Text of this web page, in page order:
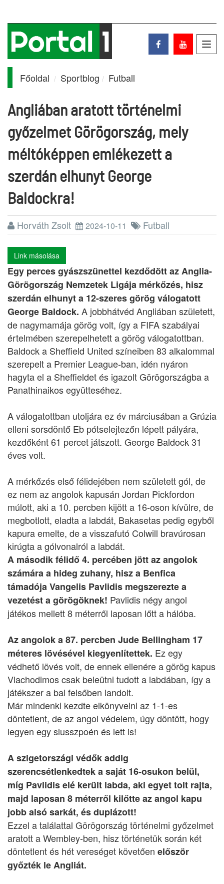
Főoldal Sportblog Futball
Angliában aratott történelmi
győzelmet Görögország, mely
méltóképpen emlékezett a
szerdán elhunyt George
Baldockra!
Horváth Zsolt 2024-10-11 Futball
Link másolása
Egy perces gyászszünettel kezdődött az Anglia-
Görögország Nemzetek Ligája mérkőzés, hisz
szerdán elhunyt a 12-szeres görög válogatott
George Baldock. A jobbhátvéd Angliában született,
de nagymamája görög volt, így a FIFA szabályai
értelmében szerepelhetett a görög válogatottban.
Baldock a Sheffield United színeiben 83 alkalommal
szerepelt a Premier League-ban, idén nyáron
hagyta el a Sheffieldet és igazolt Görögországba a
Panathinaikos együtteséhez.
A válogatottban utoljára ez év márciusában a Grúzia
elleni sorsdöntő Eb pótselejtezőn lépett pályára,
kezdőként 61 percet játszott. George Baldock 31
éves volt.
A mérkőzés első félidejében nem született gól, de
ez nem az angolok kapusán Jordan Pickfordon
múlott, aki a 10. percben kijött a 16-oson kívülre, de
megbotlott, eladta a labdát, Bakasetas pedig egyből
kapura emelte, de a visszafutó Colwill bravúrosan
kirúgta a gólvonalról a labdát.
A második félidő 4. percében jött az angolok
számára a hideg zuhany, hisz a Benfica
támadója Vangelis Pavlidis megszerezte a
vezetést a görögöknek! Pavlidis négy angol
játékos mellett 8 méterről laposan lőtt a hálóba.
Az angolok a 87. percben Jude Bellingham 17
méteres lövésével kiegyenlítettek. Ez egy
védhető lövés volt, de ennek ellenére a görög kapus
Vlachodimos csak beleütni tudott a labdában, így a
játékszer a bal felsőben landolt.
Már mindenki kezdte elkönyvelni az 1-1-es
döntetlent, de az angol védelem, úgy döntött, hogy
legyen egy slusszpoén és lett is!
A szigetországi védők addig
szerencsétlenkedtek a saját 16-osukon belül,
míg Pavlidis elé került labda, aki egyet tolt rajta,
majd laposan 8 méterről kilőtte az angol kapu
jobb alsó sarkát, és duplázott!
Ezzel a találattal Görögország történelmi győzelmet
aratott a Wembley-ben, hisz történetük során két
döntetlent és hét vereséget követően először
győzték le Angliát.